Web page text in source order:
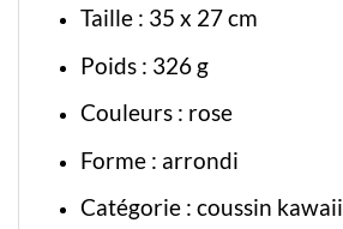
Taille : 35 x 27 cm
Poids : 326 g
Couleurs : rose
Forme : arrondi
Catégorie : coussin kawaii